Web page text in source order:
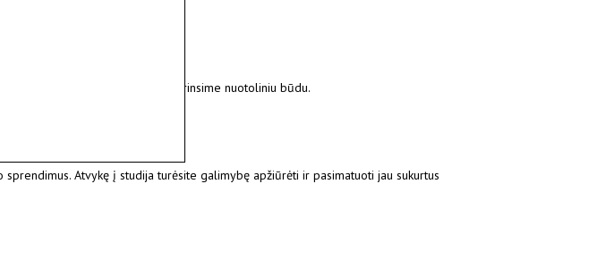
studiją, užsakymo procesą suderinsime nuotoliniu būdu.
Atvykę į studija turėsite galimybę apžiūrėti ir pasimatuoti jau sukurtus